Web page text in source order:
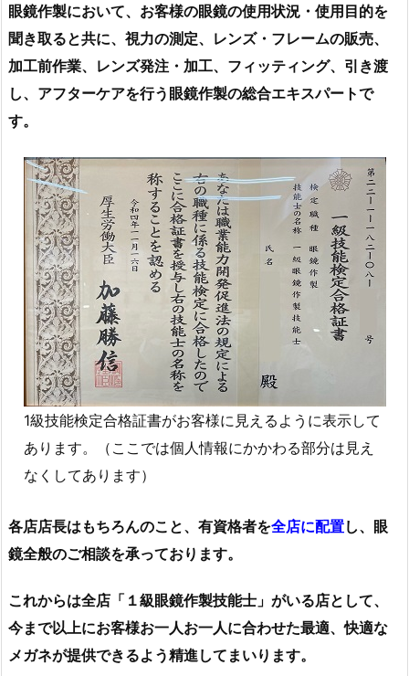
眼鏡作製において、お客様の眼鏡の使用状況・使用目的を
聞き取ると共に、視力の測定、レンズ・フレームの販売、
加工前作業、レンズ発注・加工、フィッティング、引き渡
し、アフターケアを行う眼鏡作製の総合エキスパートで
す。
1級技能検定合格証書がお客様に見えるように表示して
あります。（ここでは個人情報にかかわる部分は見え
なくしてあります）
各店店長はもちろんのこと、有資格者を全店に配置し、眼
鏡全般のご相談を承っております。
これからは全店「１級眼鏡作製技能士」がいる店として、
今まで以上にお客様お一人お一人に合わせた最適、快適な
メガネが提供できるよう精進してまいります。